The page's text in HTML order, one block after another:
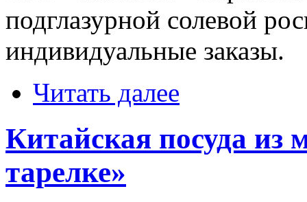
подглазурной солевой
индивидуальные заказы.
Читать далее
Китайская посуда из
тарелке»